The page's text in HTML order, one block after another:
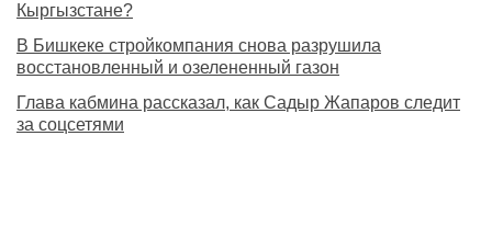
Кыргызстане?
В Бишкеке стройкомпания снова разрушила
восстановленный и озелененный газон
Глава кабмина рассказал, как Садыр Жапаров следит
за соцсетями